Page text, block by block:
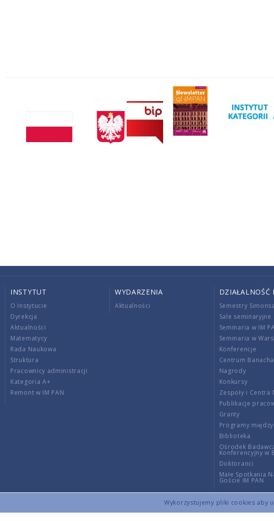
Wykorzystujemy pliki cookies aby
INSTYTUT
O Instytucie
Dyrekcja
Aktualności
Matematycy
Rada Naukowa
Struktura
Pracownicy administracji
Kategoria A+
Remont w IM PAN
WYDARZENIA
Aktualności
DZIAŁALNOŚĆ
Semestry
Sale seminaryjne
Seminaria w IM
Seminaria w
Konferencje
Centrum Banacha
Nagrody
Konkursy
Zespoły i Centra
Publikacje
Granty
Programy
Biblioteka
Ośrodek
Konferencyjny w
Doktoranci
Małe Spotkania
Goście IM PAN